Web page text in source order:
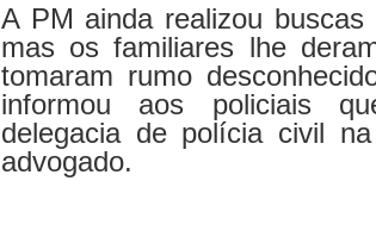
A PM ainda realizou
mas os familiares lhe
tomaram rumo
informou aos policiais
delegacia de polícia civil
advogado.